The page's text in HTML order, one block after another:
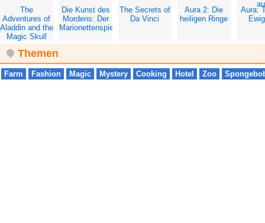
The
Adventures of
Aladdin and the
Magic Skull
Die Kunst des
Mordens: Der
Marionettenspieler
The Secrets of
Da Vinci
Aura 2: Die
heiligen Ringe
Aura:
Themen
Farm Fashion Magic Mystery Cooking Hotel Zoo